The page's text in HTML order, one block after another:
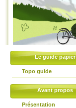
Le guide papier
Topo guide
Avant propos
Présentation